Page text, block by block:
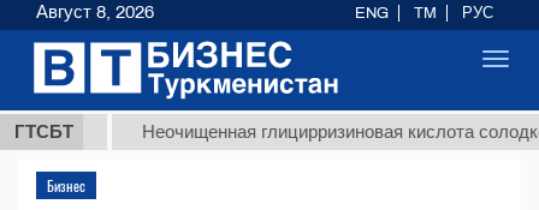
ГТСБТ Неочищенная глицирризиновая кислота солодкового
Бизнес
Август 8, 2026 ENG TM РУС